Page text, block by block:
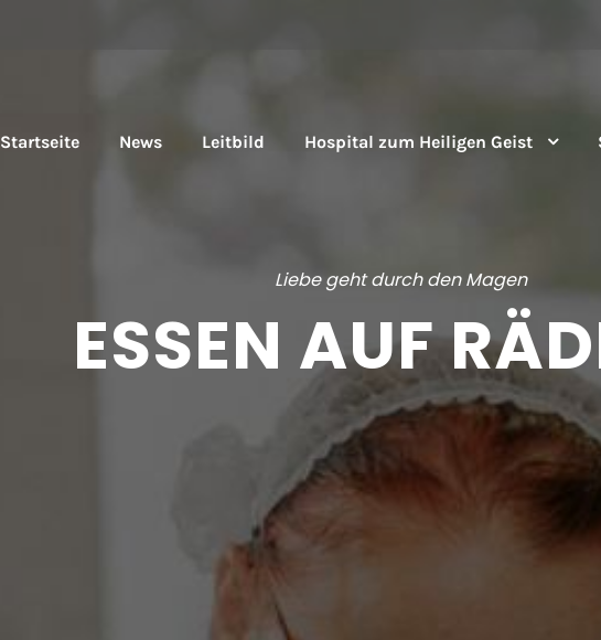
Start­sei­te News Leit­bild Hos­pi­tal zum Hei­li­gen Geist
Liebe geht durch den Magen
ESSEN AUF